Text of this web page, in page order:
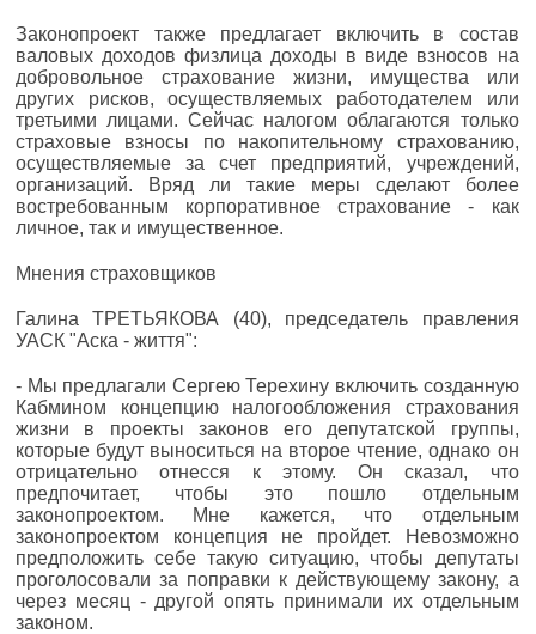
Законопроект также предлагает включить в состав
валовых доходов физлица доходы в виде взносов на
добровольное страхование жизни, имущества или
других рисков, осуществляемых работодателем или
третьими лицами. Сейчас налогом облагаются только
страховые взносы по накопительному страхованию,
осуществляемые за счет предприятий, учреждений,
организаций. Вряд ли такие меры сделают более
востребованным корпоративное страхование - как
личное, так и имущественное.
Мнения страховщиков
Галина ТРЕТЬЯКОВА (40), председатель правления
УАСК "Аска - життя":
- Мы предлагали Сергею Терехину включить созданную
Кабмином концепцию налогообложения страхования
жизни в проекты законов его депутатской группы,
которые будут выноситься на второе чтение, однако он
отрицательно отнесся к этому. Он сказал, что
предпочитает, чтобы это пошло отдельным
законопроектом. Мне кажется, что отдельным
законопроектом концепция не пройдет. Невозможно
предположить себе такую ситуацию, чтобы депутаты
проголосовали за поправки к действующему закону, а
через месяц - другой опять принимали их отдельным
законом.